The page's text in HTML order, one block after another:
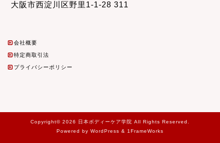
大阪市西淀川区野里1-1-28 311
会社概要
特定商取引法
プライバシーポリシー
Copyright© 2026 日本ボディーケア学院 All Rights Reserved.
Powered by WordPress & 1FrameWorks